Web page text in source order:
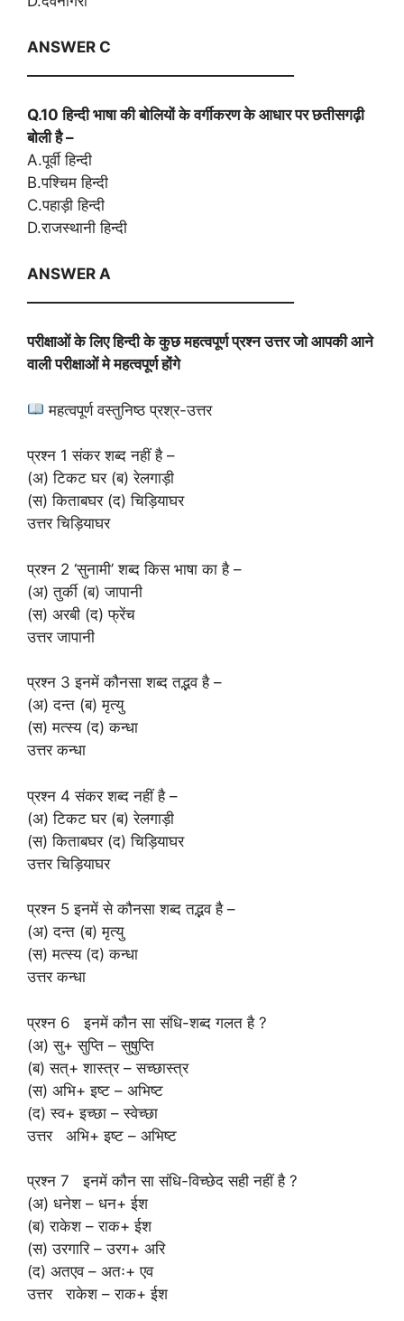
ANSWER C
Q.10 हिन्दी भाषा की बोलियों के वर्गीकरण के आधार पर छतीसगढ़ी
बोली है –
A.पूर्वी हिन्दी
B.पश्चिम हिन्दी
C.पहाड़ी हिन्दी
D.राजस्थानी हिन्दी
ANSWER A
परीक्षाओं के लिए हिन्दी के कुछ महत्वपूर्ण प्रश्न उत्तर जो आपकी आने
वाली परीक्षाओं मे महत्वपूर्ण होंगे
महत्वपूर्ण वस्तुनिष्ठ प्रश्र-उत्तर
प्रश्न 1 संकर शब्द नहीं है –
(अ) टिकट घर (ब) रेलगाड़ी
(स) किताबघर (द) चिड़ियाघर
उत्तर चिड़ियाघर
प्रश्न 2 ‘सुनामी’ शब्द किस भाषा का है –
(अ) तुर्की (ब) जापानी
(स) अरबी (द) फ्रेंच
उत्तर जापानी
प्रश्न 3 इनमें कौनसा शब्द तद्भव है –
(अ) दन्त (ब) मृत्यु
(स) मत्स्य (द) कन्धा
उत्तर कन्धा
प्रश्न 4 संकर शब्द नहीं है –
(अ) टिकट घर (ब) रेलगाड़ी
(स) किताबघर (द) चिड़ियाघर
उत्तर चिड़ियाघर
प्रश्न 5 इनमें से कौनसा शब्द तद्भव है –
(अ) दन्त (ब) मृत्यु
(स) मत्स्य (द) कन्धा
उत्तर कन्धा
प्रश्न 6 इनमें कौन सा संधि-शब्द गलत है ?
(अ) सु+ सुप्ति – सुषुप्ति
(ब) सत्+ शास्त्र – सच्छास्त्र
(स) अभि+ इष्ट – अभिष्ट
(द) स्व+ इच्छा – स्वेच्छा
उत्तर अभि+ इष्ट – अभिष्ट
प्रश्न 7 इनमें कौन सा संधि-विच्छेद सही नहीं है ?
(अ) धनेश – धन+ ईश
(ब) राकेश – राक+ ईश
(स) उरगारि – उरग+ अरि
(द) अतएव – अतः+ एव
उत्तर राकेश – राक+ ईश